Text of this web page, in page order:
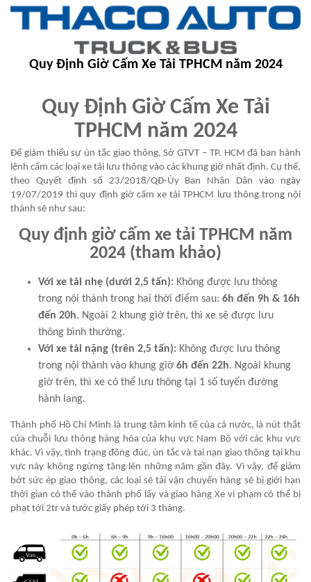
Quy Định Giờ Cấm Xe Tải TPHCM năm 2024
Quy Định Giờ Cấm Xe Tải
TPHCM năm 2024
Để giảm thiểu sự ùn tắc giao thông, Sở GTVT – TP. HCM đã ban hành
lệnh cấm các loại xe tải lưu thông vào các khung giờ nhất định. Cụ thể,
theo Quyết định số 23/2018/QĐ-Ủy Ban Nhân Dân vào ngày
19/07/2019 thì quy định giờ cấm xe tải TPHCM lưu thông trong nội
thành sẽ như sau:
Quy định giờ cấm xe tải TPHCM năm
2024 (tham khảo)
Với xe tải nhẹ (dưới 2,5 tấn): Không được lưu thông
trong nội thành trong hai thời điểm sau: 6h đến 9h & 16h
đến 20h. Ngoài 2 khung giờ trên, thì xe sẽ được lưu
thông bình thường.
Với xe tải nặng (trên 2,5 tấn): Không được lưu thông
trong nội thành vào khung giờ6h đến 22h. Ngoài khung
giờ trên, thì xe có thể lưu thông tại 1 số tuyến đường
hành lang.
Thành phố Hồ Chí Minh là trung tâm kinh tế của cả nước, là nút thắt
của chuỗi lưu thông hàng hóa của khu vực Nam Bộ với các khu vực
khác. Vì vậy, tình trạng đông đúc, ùn tắc và tai nạn giao thông tại khu
vực này không ngừng tăng lên những năm gần đây. Vì vậy, để giảm
bớt sức ép giao thông, các loại sẽ tải vận chuyển hàng sẽ bị giới hạn
thời gian có thể vào thành phố lấy và giao hàng Xe vi phạm có thể bị
phạt tới 2tr và tước giấy phép tới 3 tháng.